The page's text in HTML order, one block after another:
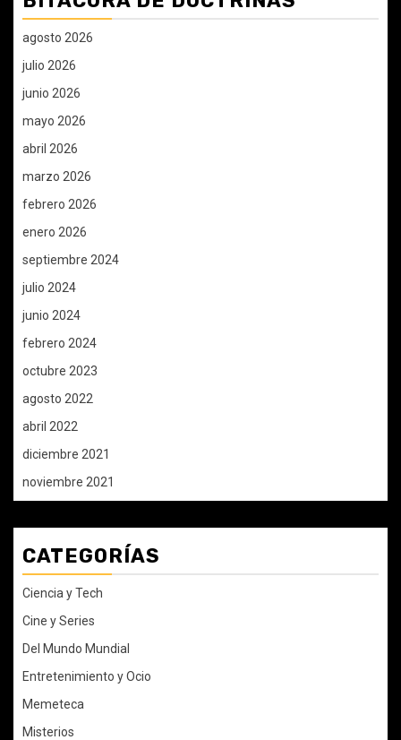
agosto 2026
julio 2026
junio 2026
mayo 2026
abril 2026
marzo 2026
febrero 2026
enero 2026
septiembre 2024
julio 2024
junio 2024
febrero 2024
octubre 2023
agosto 2022
abril 2022
diciembre 2021
noviembre 2021
CATEGORÍAS
Ciencia y Tech
Cine y Series
Del Mundo Mundial
Entretenimiento y Ocio
Memeteca
Misterios